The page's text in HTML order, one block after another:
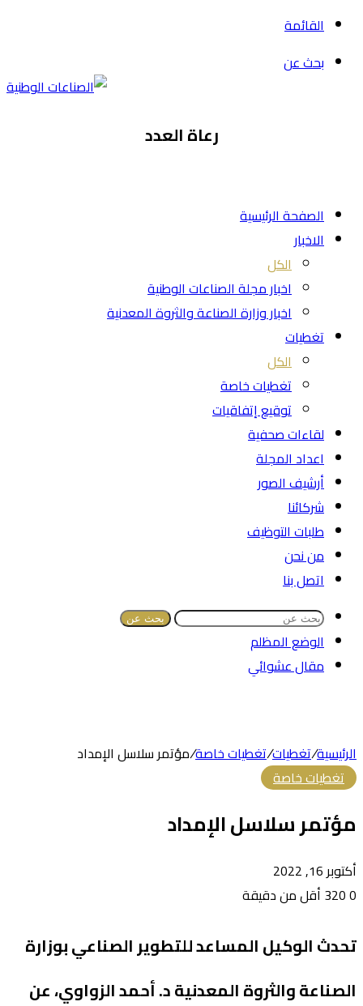
القائمة
بحث عن
رعاة العدد
الصفحة الرئيسية
الاخبار
الكل
اخبار مجلة الصناعات الوطنية
اخبار وزارة الصناعة والثروة المعدنية
تغطيات
الكل
تغطيات خاصة
توقيع إتفاقيات
لقاءات صحفية
اعداد المجلة
أرشيف الصور
شركائنا
طلبات التوظيف
من نحن
اتصل بنا
بحث عن
الوضع المظلم
مقال عشوائي
الرئيسية/تغطيات/تغطيات خاصة/مؤتمر سلاسل الإمداد
تغطيات خاصة
مؤتمر سلاسل الإمداد
أكتوبر 16, 2022
0
أقل من دقيقة
تحدث الوكيل المساعد للتطوير الصناعي بوزارة
الصناعة والثروة المعدنية د. أحمد الزواوي، عن